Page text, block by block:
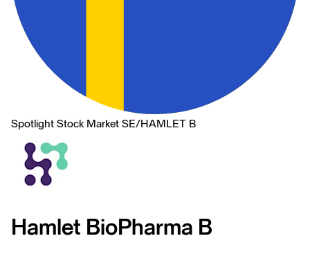
Spotlight Stock Market SE/HAMLET B
Hamlet BioPharma B